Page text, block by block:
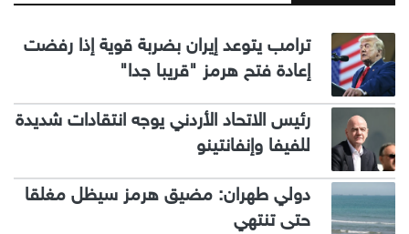
ترامب يتوعد إيران بضربة قوية إذا رفضت
إعادة فتح هرمز "قريبا جدا"
رئيس الاتحاد الأردني يوجه انتقادات شديدة
للفيفا وإنفانتينو
دولي طهران: مضيق هرمز سيظل مغلقا
حتى تنتهي